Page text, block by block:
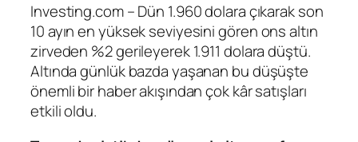
Investing.com – Dün 1.960 dolara çıkarak son
10 ayın en yüksek seviyesini görenons altın
zirveden %2 gerileyerek 1.911 dolara düştü.
Altında günlük bazda yaşanan bu düşüşte
önemli bir haber akışından çok kâr satışları
etkili oldu.